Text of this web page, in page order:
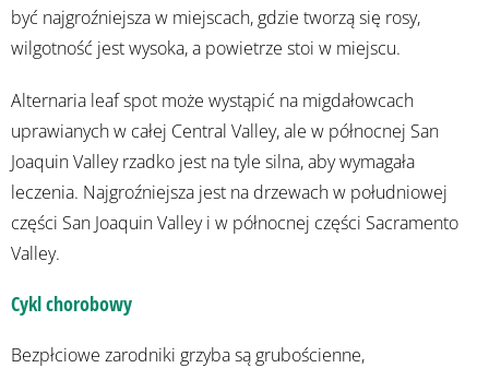
być najgroźniejsza w miejscach, gdzie tworzą się rosy,
wilgotność jest wysoka, a powietrze stoi w miejscu.
Alternaria leaf spot może wystąpić na migdałowcach
uprawianych w całej Central Valley, ale w północnej San
Joaquin Valley rzadko jest na tyle silna, aby wymagała
leczenia. Najgroźniejsza jest na drzewach w południowej
części San Joaquin Valley i w północnej części Sacramento
Valley.
Cykl chorobowy
Bezpłciowe zarodniki grzyba są grubościenne,